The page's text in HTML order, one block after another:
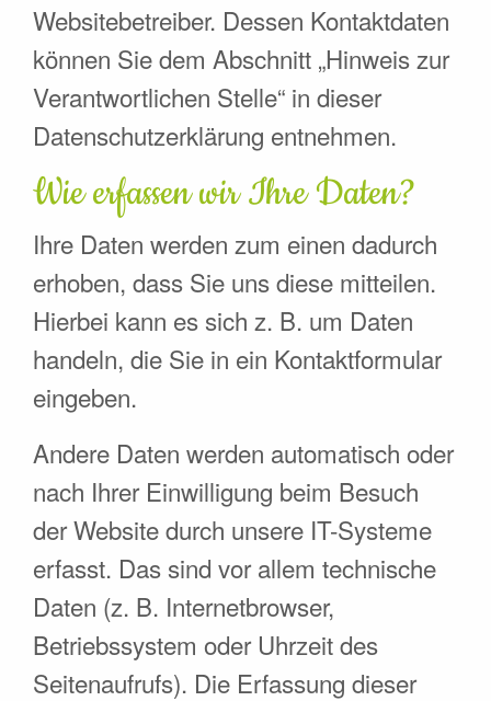
Websitebetreiber. Dessen Kontaktdaten
können Sie dem Abschnitt „Hinweis zur
Verantwortlichen Stelle“ in dieser
Datenschutzerklärung entnehmen.
Wie erfassen wir Ihre Daten?
Ihre Daten werden zum einen dadurch
erhoben, dass Sie uns diese mitteilen.
Hierbei kann es sich z. B. um Daten
handeln, die Sie in ein Kontaktformular
eingeben.
Andere Daten werden automatisch oder
nach Ihrer Einwilligung beim Besuch
der Website durch unsere IT-Systeme
erfasst. Das sind vor allem technische
Daten (z. B. Internetbrowser,
Betriebssystem oder Uhrzeit des
Seitenaufrufs). Die Erfassung dieser